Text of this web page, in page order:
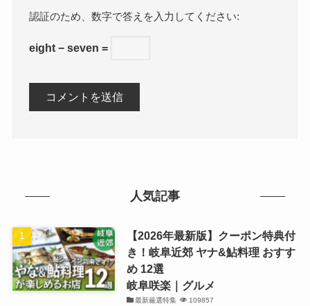
数字で答えを入力してください:
eight − seven =
人気記事
【2026年最新版】クーポン特典付
き！岐阜近郊 ヤナ&鮎料理 おすす
め 12選
岐阜咲楽｜グルメ
最新厳選特集 109857